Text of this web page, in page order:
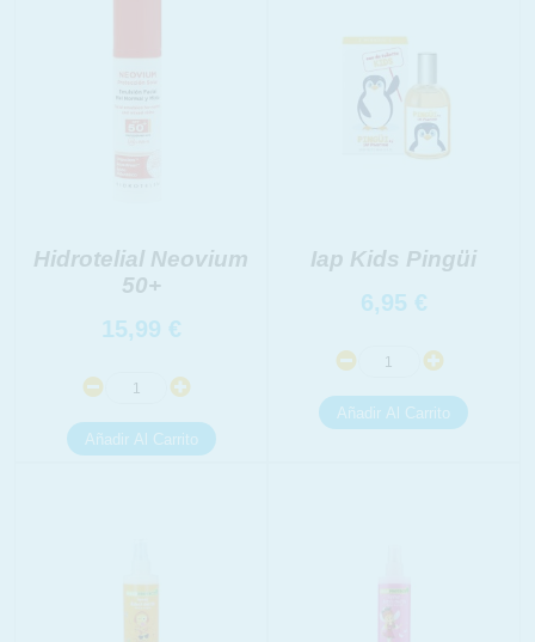
Hidrotelial Neovium
50+
15,99 €
Iap Kids Pingüi
6,95 €